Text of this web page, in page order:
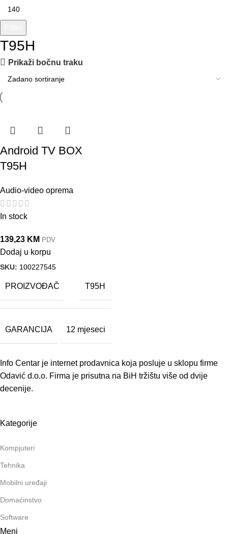
T95H
Prikaži bočnu traku
Android TV BOX
T95H
Audio-video oprema
In stock
139,23 KM PDV
Dodaj u korpu
SKU: 100227545
PROIZVOĐAČ T95H
GARANCIJA 12 mjeseci
Info Centar je internet prodavnica koja posluje u sklopu firme
Odavić d.o.o. Firma je prisutna na BiH tržištu više od dvije
decenije.
Kategorije
Kompjuteri
Tehnika
Mobilni uređaji
Domaćinstvo
Software
Meni